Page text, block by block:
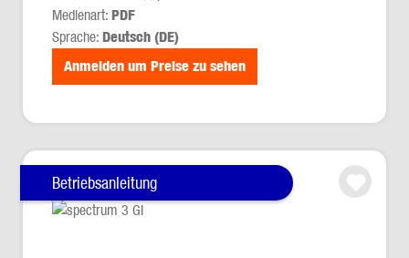
Medienart: PDF
Sprache: Deutsch (DE)
Anmelden um Preise zu sehen
Betriebsanleitung